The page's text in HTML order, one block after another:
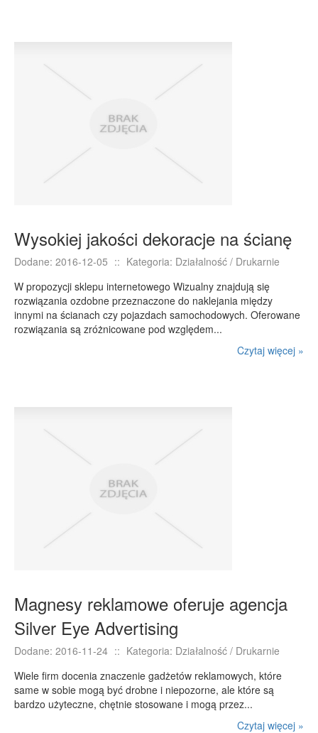
Wysokiej jakości dekoracje na ścianę
Dodane: 2016-12-05 :: Kategoria: Działalność / Drukarnie
W propozycji sklepu internetowego Wizualny znajdują się
rozwiązania ozdobne przeznaczone do naklejania między
innymi na ścianach czy pojazdach samochodowych. Oferowane
rozwiązania są zróżnicowane pod względem...
Czytaj więcej »
Magnesy reklamowe oferuje agencja
Silver Eye Advertising
Dodane: 2016-11-24 :: Kategoria: Działalność / Drukarnie
Wiele firm docenia znaczenie gadżetów reklamowych, które
same w sobie mogą być drobne i niepozorne, ale które są
bardzo użyteczne, chętnie stosowane i mogą przez...
Czytaj więcej »